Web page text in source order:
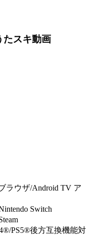
たスキ動画
ラウザ/Android TV ア
Switch
PS5®後方互換機能対